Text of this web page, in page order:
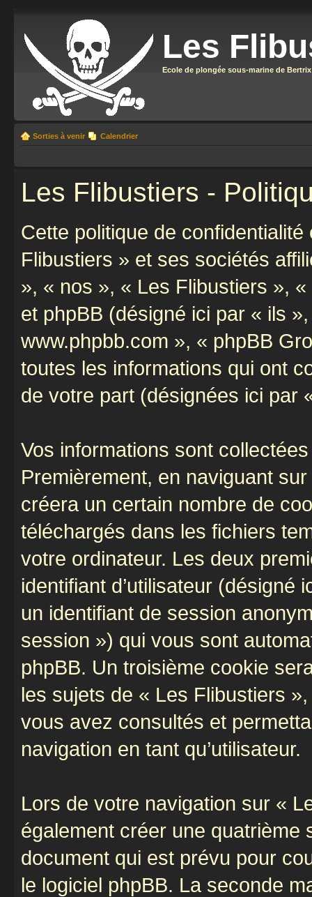
Les
Ecole de plongée sous-marine de Bertrix
Sorties à venir Calendrier
Les Flibustiers -
Cette politique de
Flibustiers » et ses sociétés
», « nos », « Les Flibustiers »,
et phpBB (désigné ici par « ils
www.phpbb.com », « phpBB
toutes les informations qui ont
de votre part (désignées ici par
Vos informations sont
Premièrement, en naviguant
créera un certain nombre de
téléchargés dans les fichiers
votre ordinateur. Les deux
identifiant d’utilisateur (désigné
un identifiant de session
session ») qui vous sont
phpBB. Un troisième cookie
les sujets de « Les Flibustiers
vous avez consultés et
navigation en tant qu’utilisateur.
Lors de votre navigation sur «
également créer une
document qui est prévu pour
le logiciel phpBB. La seconde